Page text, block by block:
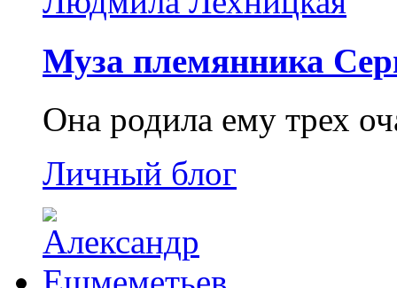
Муза племянника
Она родила ему трех
Личный блог